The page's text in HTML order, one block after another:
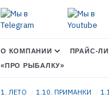
О КОМПАНИИ ПРАЙС-
«ПРО РЫБАЛКУ»
1. ЛЕТО 1.10. ПРИМАНКИ